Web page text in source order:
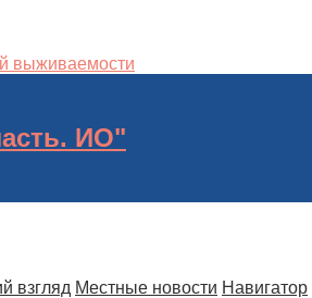
выживаемости
взгляд Местные новости Навигатор